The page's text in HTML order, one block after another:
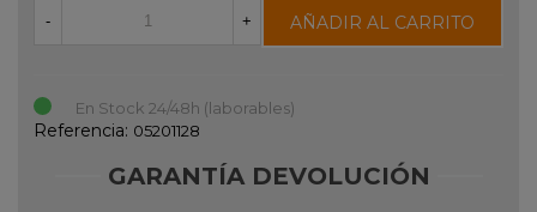
- + AÑADIR AL CARRITO
En Stock 24/48h (laborables)
Referencia: 05201128
GARANTÍA DEVOLUCIÓN